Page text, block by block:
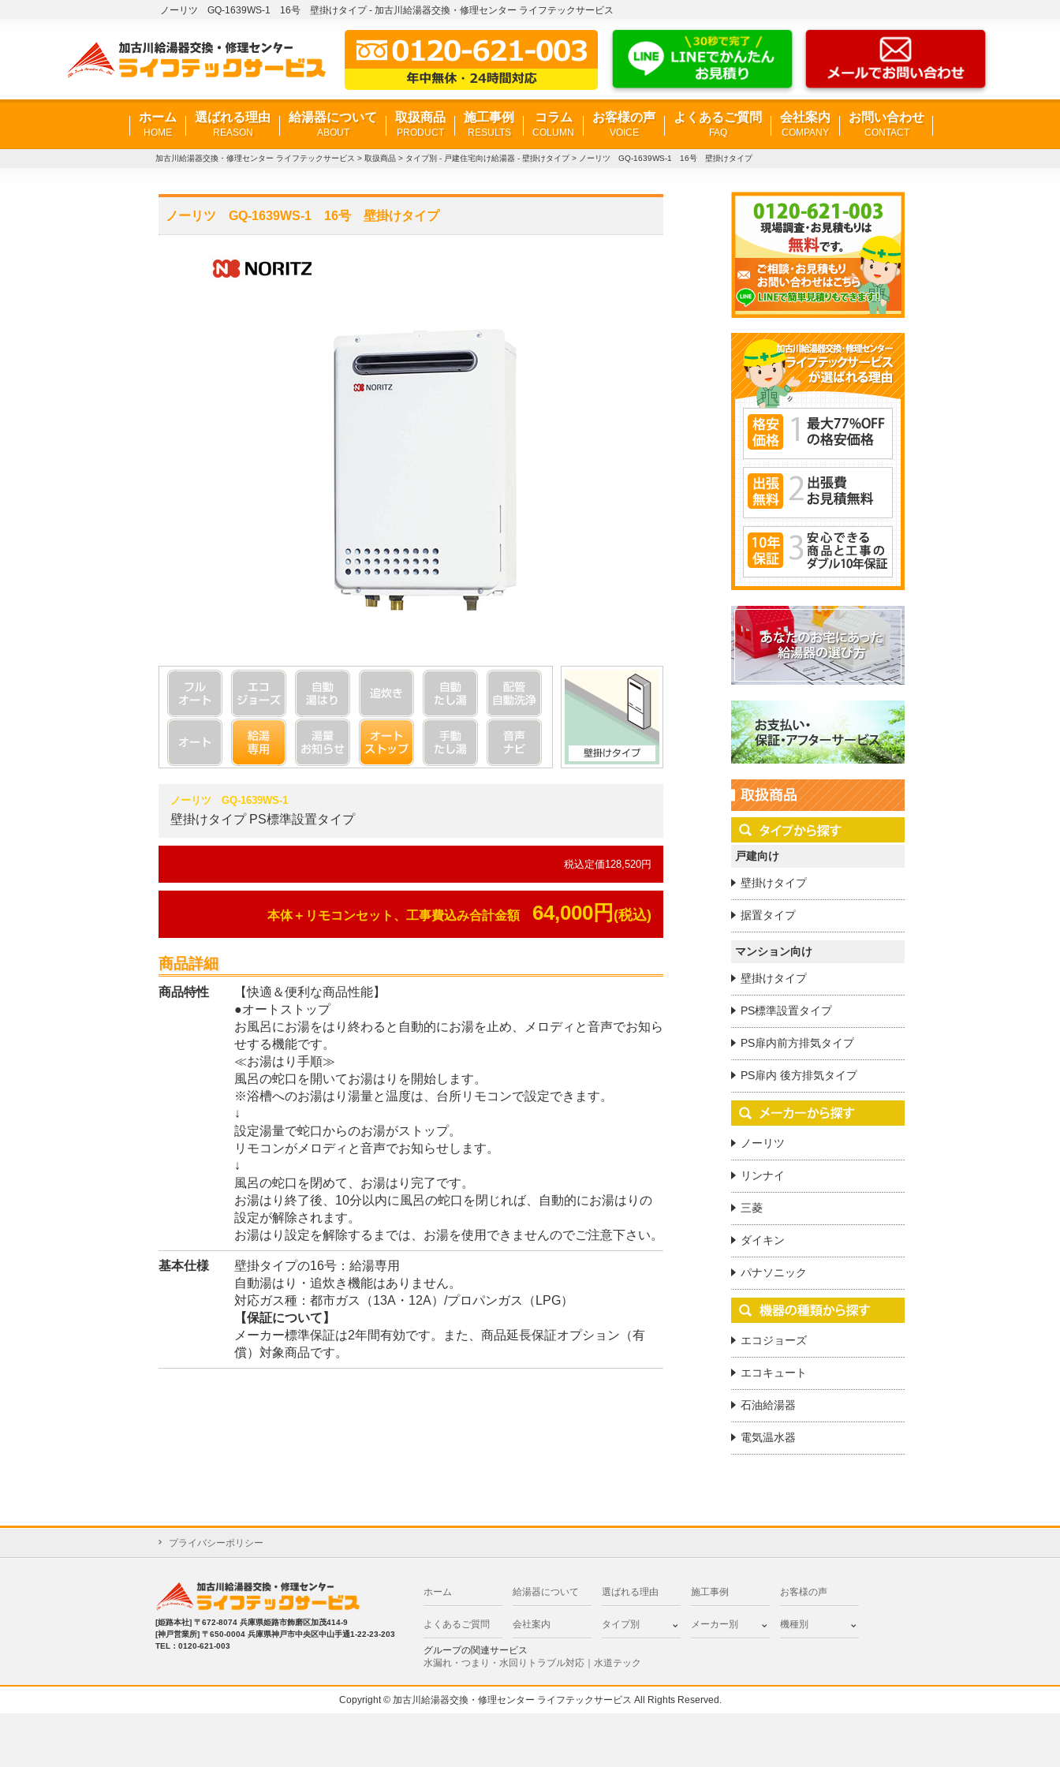
ノーリツ GQ-1639WS-1 16号 壁掛けタイプ - 加古川給湯器交換・修理センター ライフテックサービス
ホーム
HOME
選ばれる理由
REASON
給湯器について
ABOUT
取扱商品
PRODUCT
施工事例
RESULTS
コラム
COLUMN
お客様の声
VOICE
よくあるご質問
FAQ
会社案内
COMPANY
お問い合わせ
CONTACT
加古川給湯器交換・修理センター ライフテックサービス > 取扱商品 > タイプ別 - 戸建住宅向け給湯器 - 壁掛けタイプ> ノーリツ GQ-1639WS-1 16号 壁掛けタイプ
ノーリツ GQ-1639WS-1 16号 壁掛けタイプ
ノーリツ GQ-1639WS-1
壁掛けタイプ PS標準設置タイプ
税込定価128,520円
本体＋リモコンセット、工事費込み合計金額 64,000円 (税込)
商品詳細
商品特性
【快適＆便利な商品性能】
●オートストップ
お風呂にお湯をはり終わると自動的にお湯を止め、メロディと音声でお知ら
せする機能です。
≪お湯はり手順≫
風呂の蛇口を開いてお湯はりを開始します。
※浴槽へのお湯はり湯量と温度は、台所リモコンで設定できます。
↓
設定湯量で蛇口からのお湯がストップ。
リモコンがメロディと音声でお知らせします。
↓
風呂の蛇口を閉めて、お湯はり完了です。
お湯はり終了後、10分以内に風呂の蛇口を閉じれば、自動的にお湯はりの
設定が解除されます。
お湯はり設定を解除するまでは、お湯を使用できませんのでご注意下さい。
基本仕様
壁掛タイプの16号：給湯専用
自動湯はり・追炊き機能はありません。
対応ガス種：都市ガス（13A・12A）/プロパンガス（LPG）
【保証について】
メーカー標準保証は2年間有効です。また、商品延長保証オプション（有
償）対象商品です。
戸建向け
壁掛けタイプ
据置タイプ
マンション向け
壁掛けタイプ
PS標準設置タイプ
PS扉内前方排気タイプ
PS扉内 後方排気タイプ
ノーリツ
リンナイ
三菱
ダイキン
パナソニック
エコジョーズ
エコキュート
石油給湯器
電気温水器
プライバシーポリシー
[姫路本社] 〒672-8074 兵庫県姫路市飾磨区加茂414-9
[神戸営業所] 〒650-0004 兵庫県神戸市中央区中山手通1-22-23-203
TEL：0120-621-003
ホーム 給湯器について 選ばれる理由 施工事例 お客様の声
よくあるご質問 会社案内 タイプ別 メーカー別 機種別
グループの関連サービス
水漏れ・つまり・水回りトラブル対応｜水道テック
Copyright © 加古川給湯器交換・修理センター ライフテックサービス All Rights Reserved.